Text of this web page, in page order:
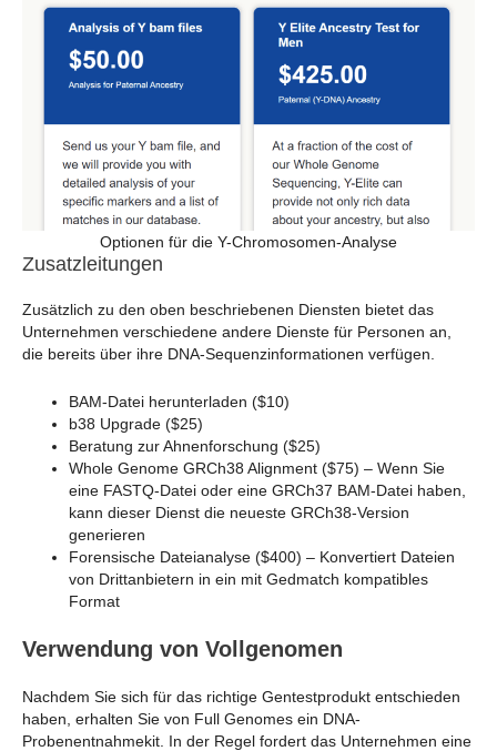
Optionen für die Y-Chromosomen-Analyse
Zusatzleitungen
Zusätzlich zu den oben beschriebenen Diensten bietet das
Unternehmen verschiedene andere Dienste für Personen an,
die bereits über ihre DNA-Sequenzinformationen verfügen.
BAM-Datei herunterladen ($10)
b38 Upgrade ($25)
Beratung zur Ahnenforschung ($25)
Whole Genome GRCh38 Alignment ($75) – Wenn Sie
eine FASTQ-Datei oder eine GRCh37 BAM-Datei haben,
kann dieser Dienst die neueste GRCh38-Version
generieren
Forensische Dateianalyse ($400) – Konvertiert Dateien
von Drittanbietern in ein mit Gedmatch kompatibles
Format
Verwendung von Vollgenomen
Nachdem Sie sich für das richtige Gentestprodukt entschieden
haben, erhalten Sie von Full Genomes ein DNA-
Probenentnahmekit. In der Regel fordert das Unternehmen eine